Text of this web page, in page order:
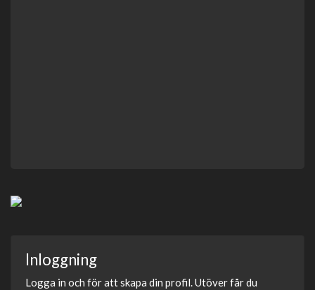
Inloggning
Logga in och för att skapa din profil. Utöver får du